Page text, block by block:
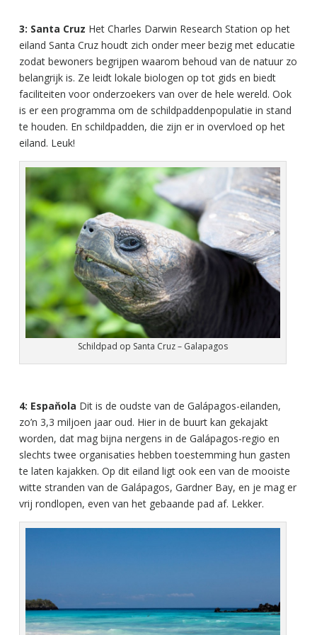
3: Santa Cruz Het Charles Darwin Research Station op het
eiland Santa Cruz houdt zich onder meer bezig met educatie
zodat bewoners begrijpen waarom behoud van de natuur zo
belangrijk is. Ze leidt lokale biologen op tot gids en biedt
faciliteiten voor onderzoekers van over de hele wereld. Ook
is er een programma om de schildpaddenpopulatie in stand
te houden. En schildpadden, die zijn er in overvloed op het
eiland. Leuk!
Schildpad op Santa Cruz – Galapagos
4: Espaňola Dit is de oudste van de Galápagos-eilanden,
zo’n 3,3 miljoen jaar oud. Hier in de buurt kan gekajakt
worden, dat mag bijna nergens in de Galápagos-regio en
slechts twee organisaties hebben toestemming hun gasten
te laten kajakken. Op dit eiland ligt ook een van de mooiste
witte stranden van de Galápagos, Gardner Bay, en je mag er
vrij rondlopen, even van het gebaande pad af. Lekker.